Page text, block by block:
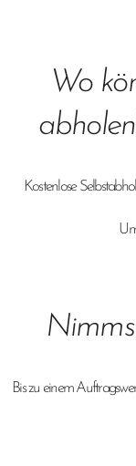
Wo
Kostenlose
Bis zu einem